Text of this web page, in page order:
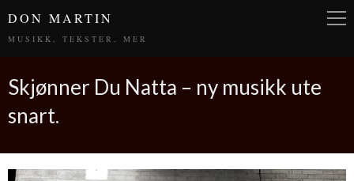
DON MARTIN
MUSIKK, TEKSTER, MER
Skjønner Du Natta – ny musikk ute
snart.